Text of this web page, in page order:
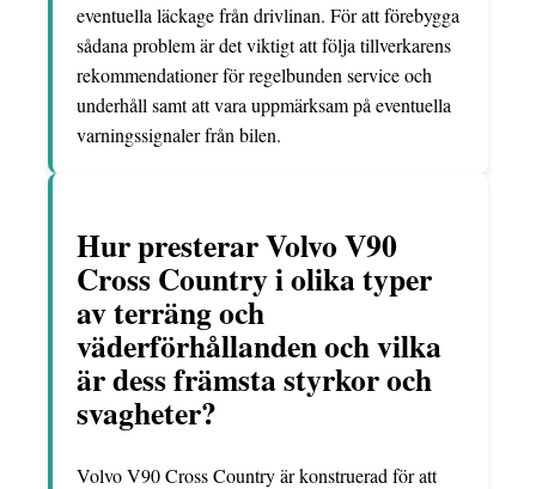
eventuella läckage från drivlinan. För att förebygga
sådana problem är det viktigt att följa tillverkarens
rekommendationer för regelbunden service och
underhåll samt att vara uppmärksam på eventuella
varningssignaler från bilen.
Hur presterar Volvo V90
Cross Country i olika typer
av terräng och
väderförhållanden och vilka
är dess främsta styrkor och
svagheter?
Volvo V90 Cross Country är konstruerad för att